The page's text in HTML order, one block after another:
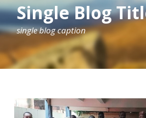
Single Blog
single blog caption